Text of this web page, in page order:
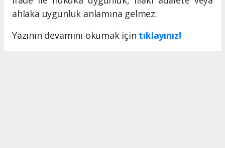
ahlaka uygunluk anlamına gelmez.
Yazının devamını okumak için tıklayınız!